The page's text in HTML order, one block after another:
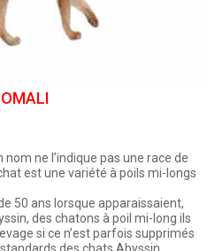
ne l’indique pas une race de
est une variété à poils mi-longs
50 ans lorsque apparaissaient,
des chatons à poil mi-long ils
si ce n’est parfois supprimés